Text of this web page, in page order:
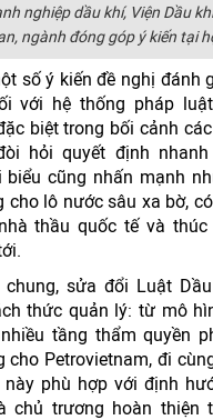
nghiệp dầu khí, Viện Dầu
ngành đóng góp ý kiến tại
số ý kiến đề nghị đánh
với hệ thống pháp
biệt trong bối cảnh
hỏi quyết định
biểu cũng nhấn mạnh
cho lô nước sâu xa bờ,
thầu quốc tế và
chung, sửa đổi Luật
thức quản lý: từ mô
tầng thẩm quyền
cho Petrovietnam, đi
phù hợp với định
chủ trương hoàn thiện